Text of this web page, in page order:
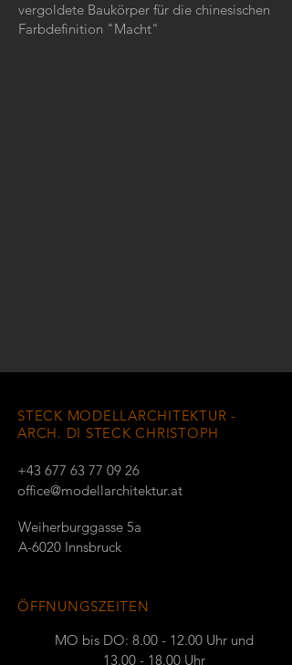
vergoldete Baukörper für die chinesischen
Farbdefinition "Macht"
STECK MODELLARCHITEKTUR -
ARCH. DI STECK CHRISTOPH
‭+43 677 63 77 09 26
office@modellarchitektur.at
Weiherburggasse 5a
A-6020 Innsbruck
ÖFFNUNGSZEITEN
MO bis DO: 8.00 - 12.00 Uhr und
13.00 - 18.00 Uhr